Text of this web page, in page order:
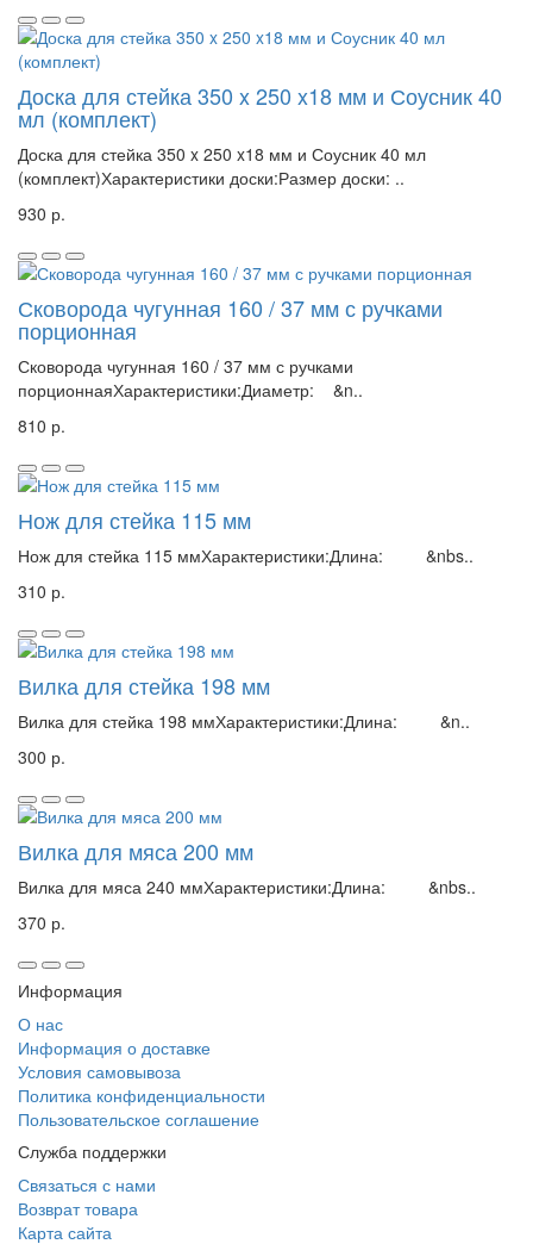
Доска для стейка 350 x 250 x18 мм и Соусник 40
мл (комплект)
Доска для стейка 350 x 250 x18 мм и Соусник 40 мл
(комплект)Характеристики доски:Размер доски: ..
930 р.
Сковорода чугунная 160 / 37 мм с ручками
порционная
Сковорода чугунная 160 / 37 мм с ручками
порционнаяХарактеристики:Диаметр: &n..
810 р.
Нож для стейка 115 мм
Нож для стейка 115 ммХарактеристики:Длина: &nbs..
310 р.
Вилка для стейка 198 мм
Вилка для стейка 198 ммХарактеристики:Длина: &n..
300 р.
Вилка для мяса 200 мм
Вилка для мяса 240 ммХарактеристики:Длина: &nbs..
370 р.
Информация
О нас
Информация о доставке
Условия самовывоза
Политика конфиденциальности
Пользовательское соглашение
Служба поддержки
Связаться с нами
Возврат товара
Карта сайта